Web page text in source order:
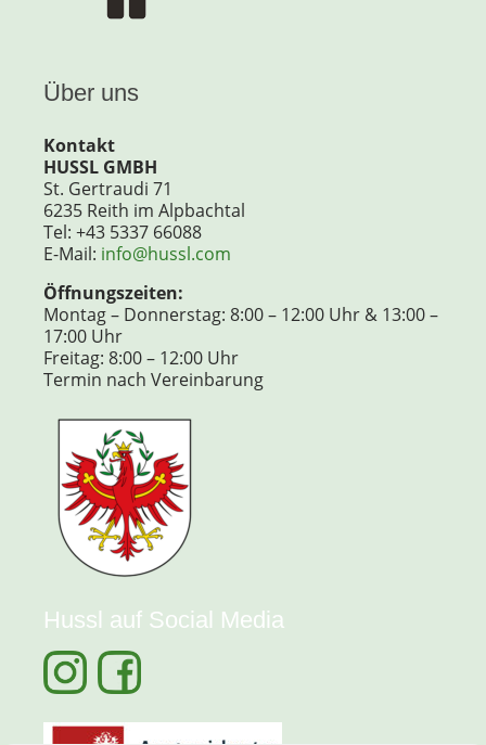
Über uns
Kontakt
HUSSL GMBH
St. Gertraudi 71
6235 Reith im Alpbachtal
Tel: +43 5337 66088
E-Mail: info@hussl.com
Öffnungszeiten:
Montag – Donnerstag: 8:00 – 12:00 Uhr & 13:00 –
17:00 Uhr
Freitag: 8:00 – 12:00 Uhr
Termin nach Vereinbarung
Hussl auf Social Media